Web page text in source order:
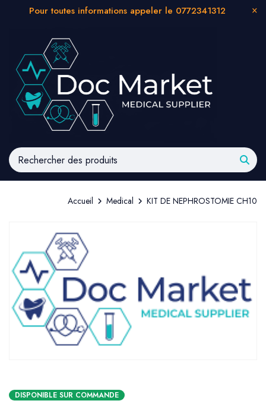
Pour toutes informations appeler le 0772341312
Accueil Medical KIT DE NEPHROSTOMIE CH10
DISPONIBLE SUR COMMANDE